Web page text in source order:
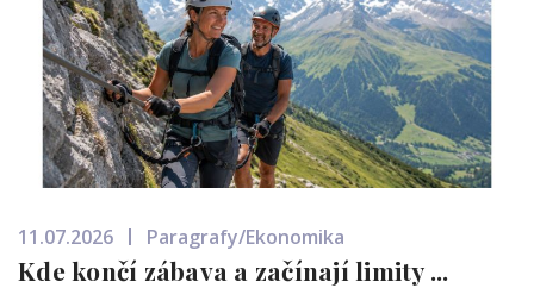
11.07.2026 Paragrafy/Ekonomika
Kde končí zábava a začínají limity ...